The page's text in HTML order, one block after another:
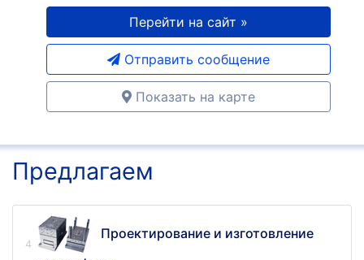
Перейти на сайт »
Отправить сообщение
Показать на карте
Предлагаем
Проектирование и изготовление